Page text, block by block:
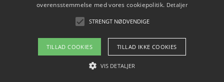
Om / kontakt
Blog Betingelser
overensstemmelse med vores cookiepolitik. Detaljer
STRENGT NØDVENDIGE
TILLAD COOKIES TILLAD IKKE COOKIES
VIS DETALJER